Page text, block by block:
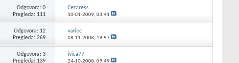
Odgovora: 0
Pregleda: 111
Cezaress
10-01-2009, 03:41
Odgovora: 12
Pregleda: 269
varioc
08-11-2008, 19:57
Odgovora: 3
Pregleda: 139
ivica77
24-10-2008, 09:49